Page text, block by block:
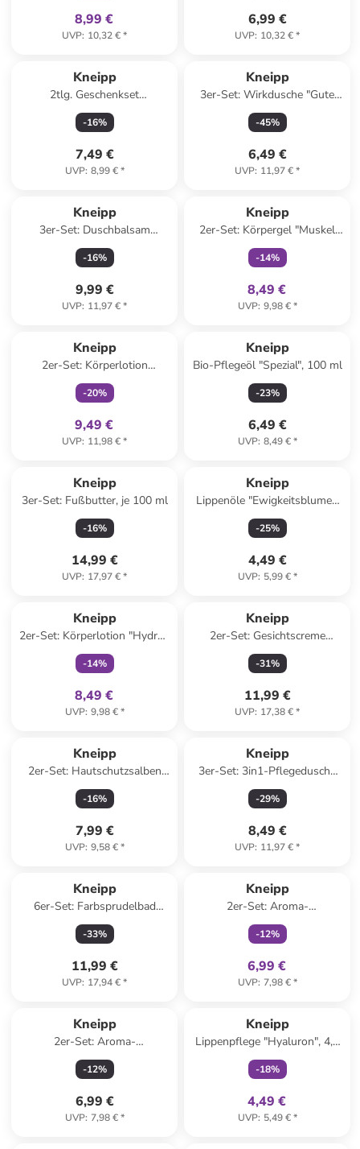
8,99 €
UVP: 10,32 €*
6,99 €
UVP: 10,32 €*
Kneipp
2tlg. Geschenkset
"Lieblingsmensch"
-16%
7,49 €
UVP: 8,99 €*
Kneipp
3er-Set: Wirkdusche "Gute
Nacht", je 200 ml
-45%
6,49 €
UVP: 11,97 €*
Kneipp
3er-Set: Duschbalsam
"Rosenzarte Verwöhnpflege",
je 200 ml
-16%
9,99 €
UVP: 11,97 €*
Kneipp
2er-Set: Körpergel "Muskel
Aktiv", je 100 ml
-14%
8,49 €
UVP: 9,98 €*
Kneipp
2er-Set: Körperlotion
"Straffend", je 200 ml
-20%
9,49 €
UVP: 11,98 €*
Kneipp
Bio-Pflegeöl "Spezial", 100 ml
-23%
6,49 €
UVP: 8,49 €*
Kneipp
3er-Set: Fußbutter, je 100 ml
-16%
14,99 €
UVP: 17,97 €*
Kneipp
Lippenöle "Ewigkeitsblume",
5,5 ml
-25%
4,49 €
UVP: 5,99 €*
Kneipp
2er-Set: Körperlotion "Hydro",
je 200 ml
-14%
8,49 €
UVP: 9,98 €*
Kneipp
2er-Set: Gesichtscreme
Mandelblüten Hautzart", je 50
ml
-31%
11,99 €
UVP: 17,38 €*
Kneipp
2er-Set: Hautschutzsalben
"Ringelblume", je 75 ml
-16%
7,99 €
UVP: 9,58 €*
Kneipp
3er-Set: 3in1-Pflegedusche
"Dynamisch", je 200 ml
-29%
8,49 €
UVP: 11,97 €*
Kneipp
6er-Set: Farbsprudelbad
"Naturkind Einhornliebe"
-33%
11,99 €
UVP: 17,94 €*
Kneipp
2er-Set: Aroma-
Pflegeschaumbad "Goodbye
Stress", je 400 ml
-12%
6,99 €
UVP: 7,98 €*
Kneipp
2er-Set: Aroma-
Pflegeschaumbad "Zeit für
Träume", je 400 ml
-12%
6,99 €
UVP: 7,98 €*
Kneipp
Lippenpflege "Hyaluron", 4,7
g
-18%
4,49 €
UVP: 5,49 €*